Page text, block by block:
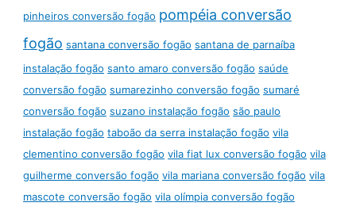
pinheiros conversão fogão pompéia conversão
fogão santana conversão fogão santana de parnaíba
instalação fogão santo amaro conversão fogão saúde
conversão fogão sumarezinho conversão fogão sumaré
conversão fogão suzano instalação fogão são paulo
instalação fogão taboão da serra instalação fogão vila
clementino conversão fogão vila fiat lux conversão fogão vila
guilherme conversão fogão vila mariana conversão fogão vila
mascote conversão fogão vila olímpia conversão fogão